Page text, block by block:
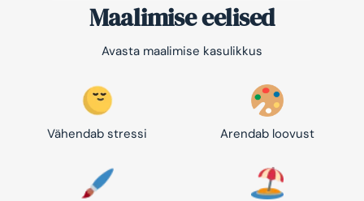
Maalimise eelised
Avasta maalimise kasulikkus
Vähendab stressi Arendab loovust